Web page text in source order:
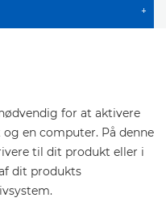
+
for at aktivere
en computer. På denne
til dit produkt eller i
dit produkts